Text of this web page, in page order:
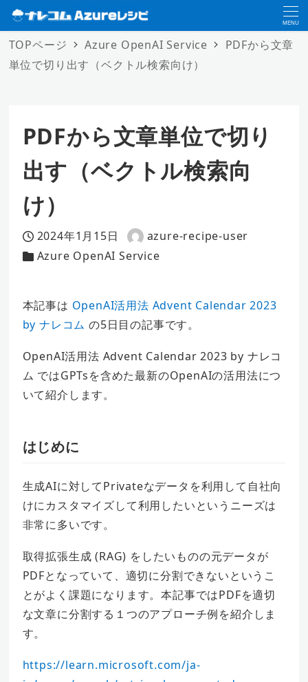
MENU
TOPページ Azure OpenAI Service
PDFから文章
単位で切り出す（ベクトル検索向け）
PDFから文章単位で切り
出す（ベクトル検索向
け）
投稿日
2024年1月15日
著
者
azure-recipe-user
カテゴリー
Azure OpenAI Service
本記事は OpenAI活用法 Advent Calendar 2023
by ナレコム の5日目の記事です。
OpenAI活用法 Advent Calendar 2023 by ナレコ
ム ではGPTsを含めた最新のOpenAIの活用法につ
いて紹介します。
はじめに
生成AIに対してPrivateなデータを利用して自社向
けにカスタマイズして利用したいというニーズは
非常に多いです。
取得拡張生成 (RAG) をしたいものの元データが
PDFとなっていて、適切に分割できないというこ
とがよく課題になります。本記事ではPDFを適切
な文章に分割する１つのアプローチ例を紹介しま
す。
https://learn.microsoft.com/ja-